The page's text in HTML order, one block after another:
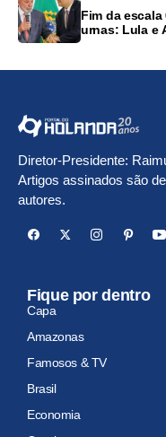
Fim da
urnas: Lula e
Diretor-Presidente:
Artigos assinados são
autores.
Fique por dentro
Capa
Amazonas
Famosos & TV
Brasil
Economia